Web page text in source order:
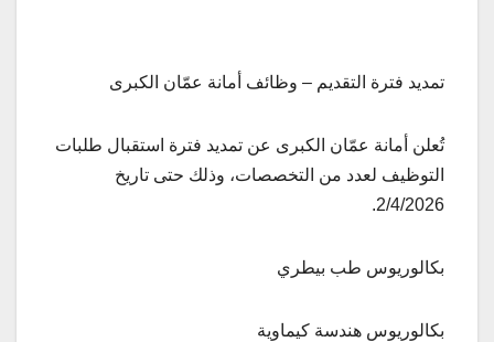
تمديد فترة التقديم – وظائف أمانة عمّان الكبرى
تُعلن أمانة عمّان الكبرى عن تمديد فترة استقبال طلبات
التوظيف لعدد من التخصصات، وذلك حتى تاريخ
2/4/2026.
بكالوريوس طب بيطري
بكالوريوس هندسة كيماوية